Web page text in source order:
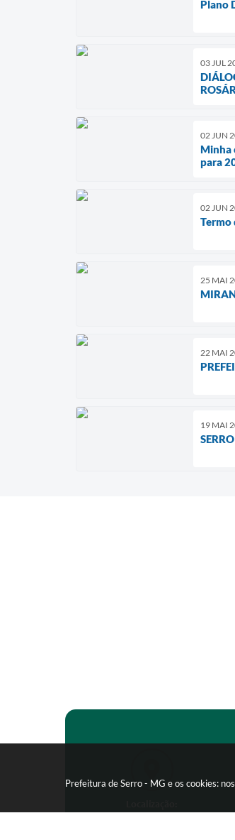
Prefeitura de Serro - MG e os cookies:
Plano
03 JUL
02 JUN
Minha
para
02 JUN
Termo
25 MAI
22 MAI
19 MAI